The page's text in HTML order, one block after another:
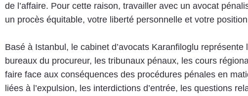
de l’affaire. Pour cette raison, travailler avec un avocat
un procès équitable, votre liberté personnelle et votre
Basé à Istanbul, le cabinet d’avocats Karanfiloglu
bureaux du procureur, les tribunaux pénaux, les cours
faire face aux conséquences des procédures pénales en
liées à l’expulsion, les interdictions d’entrée, les questions